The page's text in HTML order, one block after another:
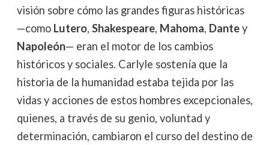
visión sobre cómo las grandes figuras históricas
—como Lutero, Shakespeare, Mahoma, Dantey
Napoleón— eran el motor de los cambios
históricos y sociales. Carlyle sostenía que la
historia de la humanidad estaba tejida por las
vidas y acciones de estos hombres excepcionales,
quienes, a través de su genio, voluntad y
determinación, cambiaron el curso del destino de